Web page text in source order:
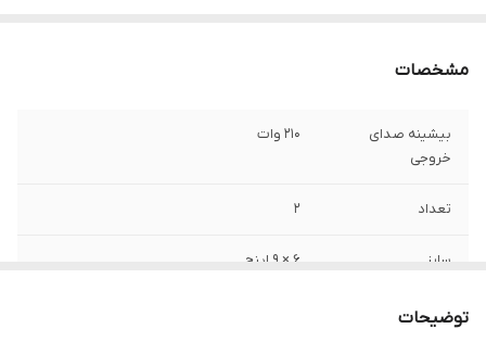
مشخصات
بیشینه صدای
خروجی
۲۱۰ وات
تعداد ۲
سایز ۶ × ۹ اینچ
فرکانس پاسخ‌گویی
توضیحات